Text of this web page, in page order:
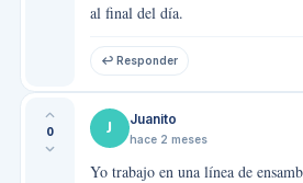
al final del día.
↩ Responder
0 J Juanito
hace 2 meses
Yo trabajo en una línea de